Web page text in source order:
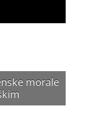
morale